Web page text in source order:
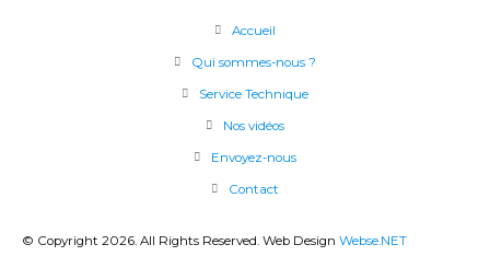
Accueil
Qui sommes-nous ?
Service Technique
Nos vidéos
Envoyez-nous
Contact
© Copyright 2026. All Rights Reserved. Web Design Webse.NET